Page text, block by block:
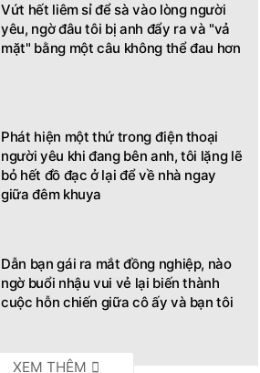
Vứt hết liêm sỉ để sà vào lòng người
yêu, ngờ đâu tôi bị anh đẩy ra và "vả
mặt" bằng một câu không thể đau hơn
Phát hiện một thứ trong điện thoại
người yêu khi đang bên anh, tôi lặng lẽ
bỏ hết đồ đạc ở lại để về nhà ngay
giữa đêm khuya
Dẫn bạn gái ra mắt đồng nghiệp, nào
ngờ buổi nhậu vui vẻ lại biến thành
cuộc hỗn chiến giữa cô ấy và bạn tôi